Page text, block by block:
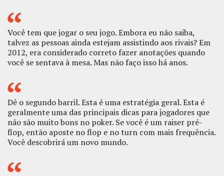
Você tem que jogar o seu jogo. Embora eu não saiba,
talvez as pessoas ainda estejam assistindo aos rivais? Em
2012, era considerado correto fazer anotações quando
você se sentava à mesa. Mas não faço isso há anos.
Dê o segundo barril. Esta é uma estratégia geral. Esta é
geralmente uma das principais dicas para jogadores que
não são muito bons no poker. Se você é um raiser pré-
flop, então aposte no flop e no turn com mais frequência.
Você descobrirá um novo mundo.